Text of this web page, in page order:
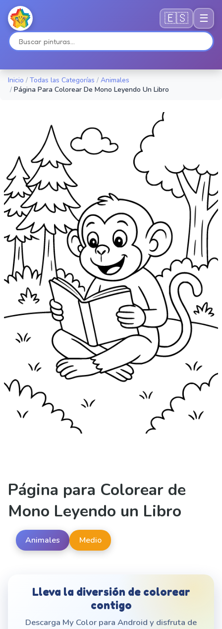
🇪🇸 ☰
Inicio / Todas las Categorías / Animales
/ Página Para Colorear De Mono Leyendo Un Libro
Página para Colorear de
Mono Leyendo un Libro
Animales Medio
Lleva la diversión de colorear
contigo
Descarga My Color para Android y disfruta de